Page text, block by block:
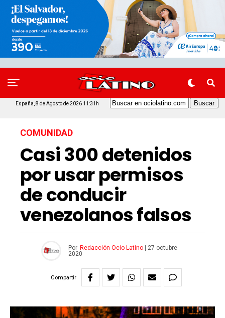
España, 8 de Agosto de 2026 11:31h
COMUNIDAD
Casi 300 detenidos
por usar permisos
de conducir
venezolanos falsos
Por Redacción Ocio Latino
27 octubre
2020
Compartir